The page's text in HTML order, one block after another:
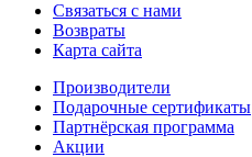
Связаться с нами
Возвраты
Карта сайта
Производители
Подарочные сертификаты
Партнёрская программа
Акции